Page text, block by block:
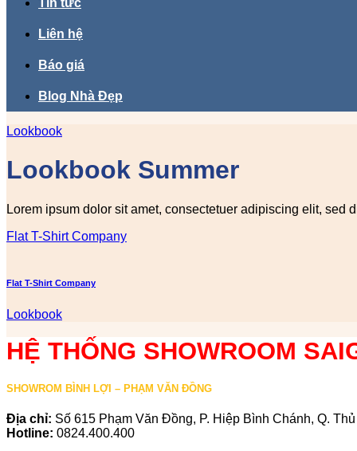
Tin tức
Liên hệ
Báo giá
Blog Nhà Đẹp
Lookbook
Lookbook Summer
Lorem ipsum dolor sit amet, consectetuer adipiscing elit,
Flat T-Shirt Company
Flat T-Shirt Company
Lookbook
HỆ THỐNG SHOWROOM
SHOWROM BÌNH LỢI – PHẠM VĂN ĐỒNG
Địa chỉ: Số 615 Phạm Văn Đồng, P. Hiệp Bình Chánh, Q.
Hotline: 0824.400.400